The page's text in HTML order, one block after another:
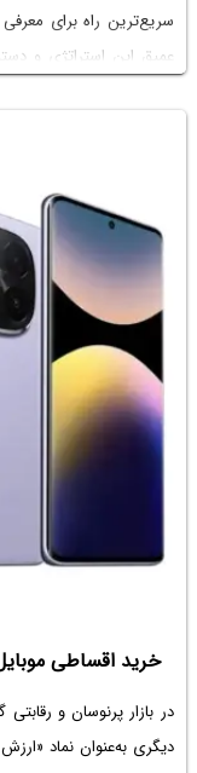
عمیق این استراتژی و
خرید اقساطی
در بازار پرنوسان و
دیگری به‌عنوان نماد